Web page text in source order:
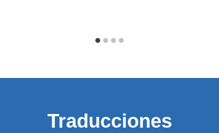
Traducciones